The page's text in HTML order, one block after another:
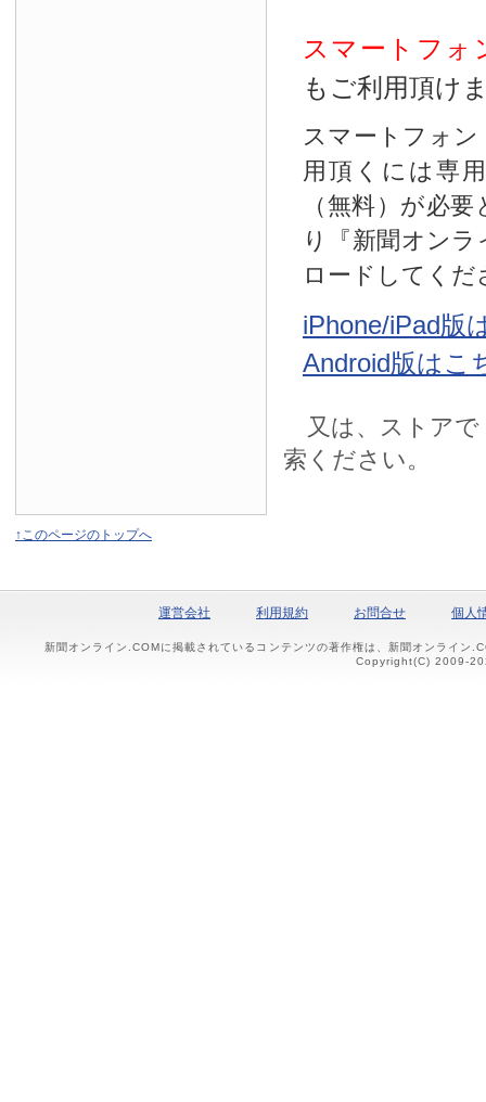
スマートフォ
もご利用頂け
スマートフォ
用頂くには専
（無料）が必
り『新聞オン
ロードしてくだ
iPhone/iPad版
Android版はこ
又は、ストアで
索ください。
↑このページのトップへ
運営会社 利用規約 お問合せ 個人
新聞オンライン.COMに掲載されているコンテンツの著作権は、新聞オンライン
Copyright(C) 2009-